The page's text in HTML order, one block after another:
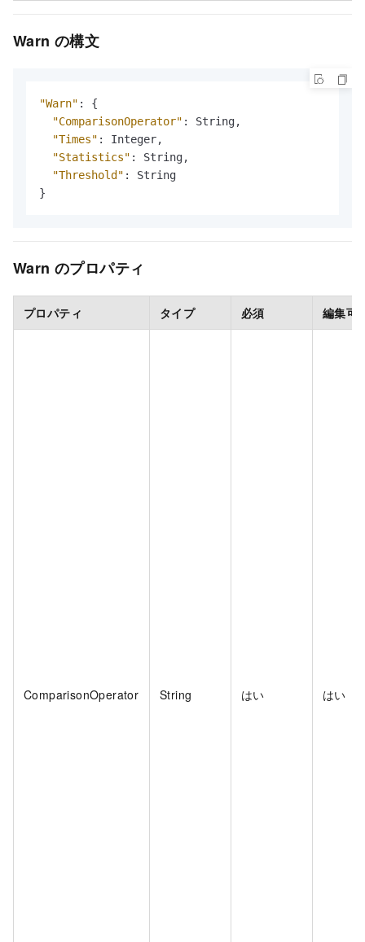
Warn の構文
"Warn" :
{
"ComparisonOperator" : String,
"Times" : Integer,
"Statistics" : String,
"Threshold" :
}
Warn のプロパティ
プロパティ タイプ 必須 編集可
ComparisonOperator String はい はい